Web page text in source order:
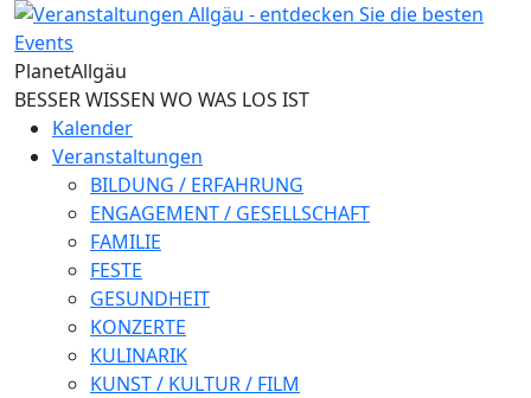
Direkt zum Inhalt
PlanetAllgäu
BESSER WISSEN WO WAS LOS IST
Kalender
Veranstaltungen
BILDUNG / ERFAHRUNG
ENGAGEMENT / GESELLSCHAFT
FAMILIE
FESTE
GESUNDHEIT
KONZERTE
KULINARIK
KUNST / KULTUR / FILM